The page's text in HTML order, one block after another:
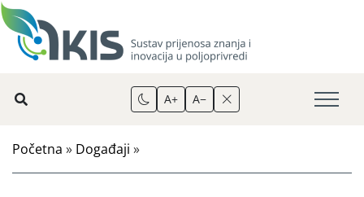
A+ A−
Početna » Događaji »